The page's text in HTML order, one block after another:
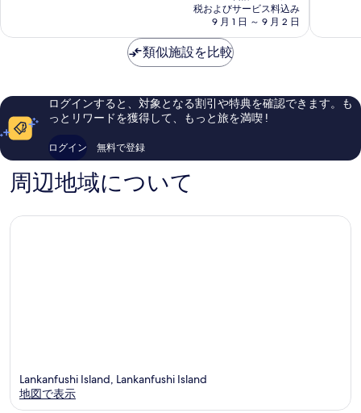
環
ラ
ド
リ
ト
Hathaa
素
い、
コ
ミ
件
の
コ
の
料
金
は
￥134,020
税およびサービス料込み
9 月 1 日 ～ 9 月 2 日
ル
ル
ー
素
い、
口
口
類似施設を比較
ログインすると、対象となる割引や特典を確認できます。も
っとリワードを獲得して、もっと旅を満喫 !
ログイン 無料で登録
周辺地域について
Lankanfushi Island, Lankanfushi Island
地図で表示